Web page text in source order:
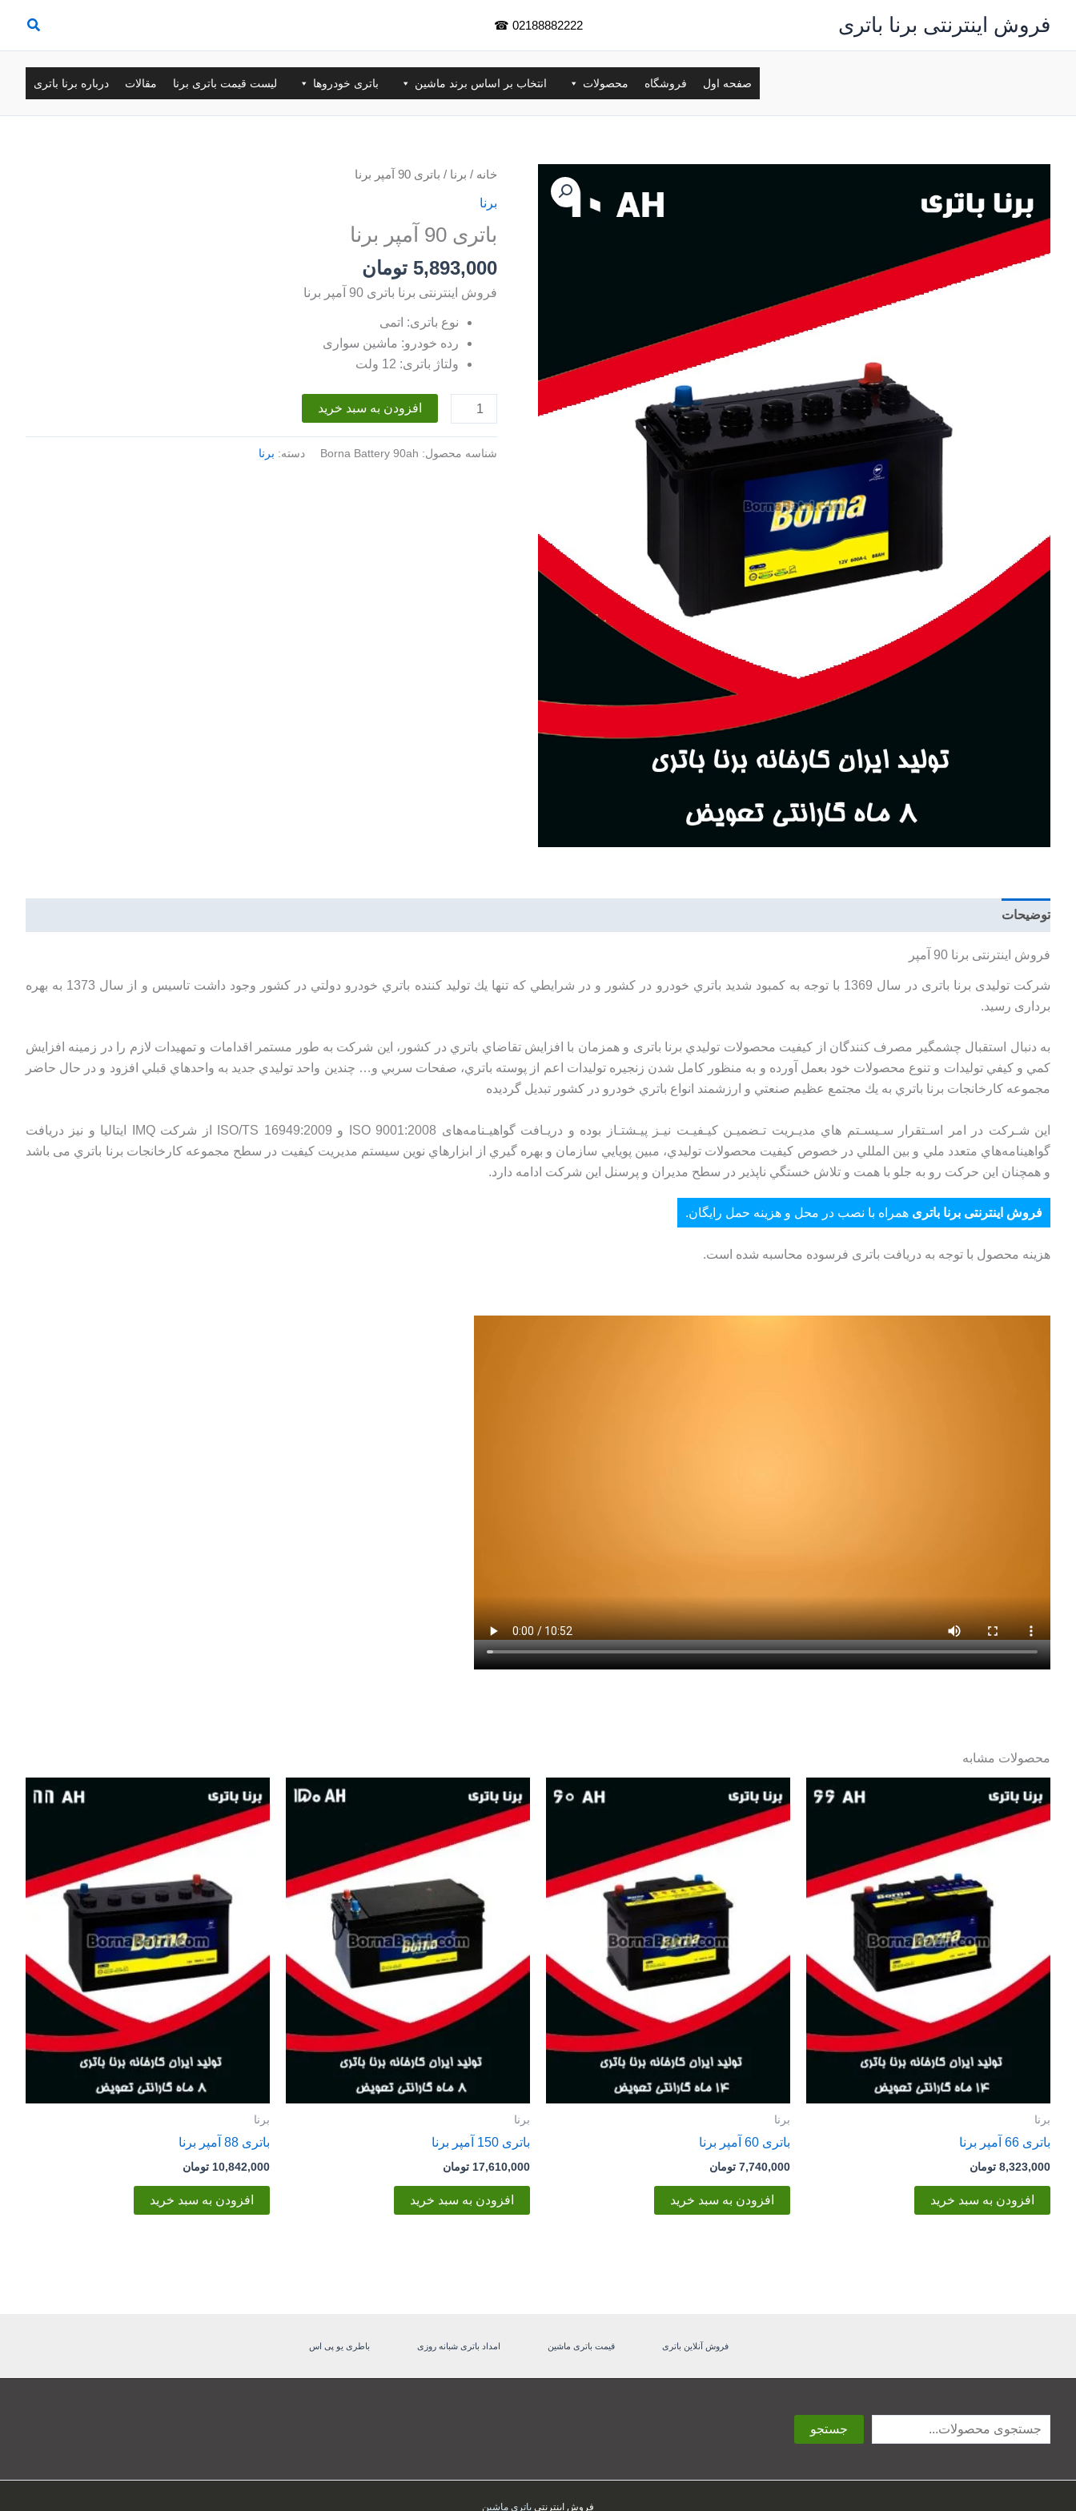
محتوا
فروش اینترنتی برنا باتری 02188882222
☎
صفحه اول فروشگاه محصولات انتخاب بر اساس برند ماشین باتری خودروها لیست قیمت باتری برنا مقالات درباره برنا باتری
خانه / برنا / باتری 90 آمپر برنا
برنا
باتری 90 آمپر برنا
5,893,000 تومان
فروش اینترنتی برنا باتری 90 آمپر برنا
نوع باتری: اتمی
رده خودرو: ماشین سواری
ولتاژ باتری: 12 ولت
باتری
90
افزودن به سبد خرید
شناسه محصول: Borna Battery 90ah دسته: برنا
توضیحات
فروش اینترنتی برنا 90 آمپر
شرکت تولیدی برنا باتری در سال 1369 با توجه به كمبود شديد باتري خودرو در كشور و در شرايطي كه تنها يك توليد كننده باتري خودرو دولتي در كشور وجود داشت تاسیس و از سال 1373 به بهره
برداری رسید.
به دنبال استقبال چشمگير مصرف كنندگان از كيفيت محصولات توليدي برنا باتری و همزمان با افزايش تقاضاي باتري در كشور، اين شرکت به طور مستمر اقدامات و تمهيدات لازم را در زمينه افزايش
كمي و كيفي توليدات و تنوع محصولات خود بعمل آورده و به منظور كامل شدن زنجيره توليدات اعم از پوسته باتري، صفحات سربي و… چندين واحد توليدي جديد به واحدهاي قبلي افزود و در حال حاضر
مجموعه كارخانجات برنا باتري به يك مجتمع عظيم صنعتي و ارزشمند انواع باتري خودرو در کشور تبديل گرديده
اين شـركت در امر اسـتقرار سـيسـتم هاي مديـريت تـضميـن كيـفيـت نيـز پيـشتـاز بوده و دريـافت گواهیـنامه‌های ISO 9001:2008 و ISO/TS 16949:2009 از شركت IMQ ايتاليا و نیز دريافت
گواهينامه‌هاي متعدد ملي و بين المللي در خصوص كيفيت محصولات توليدي، مبين پويايي سازمان و بهره گيري از ابزارهاي نوين سیستم مديريت کیفیت در سطح مجموعه كارخانجات برنا باتري می باشد
و همچنان اين حركت رو به جلو با همت و تلاش خستگي ناپذير در سطح مدیران و پرسنل این شرکت ادامه دارد.
فروش اینترنتی برنا باتری همراه با نصب در محل و هزینه حمل رایگان.
هزینه محصول با توجه به دریافت باتری فرسوده محاسبه شده است.
محصولات مشابه
برنا
باتری 66 آمپر برنا
8,323,000 تومان
افزودن به سبد خرید
برنا
باتری 60 آمپر برنا
7,740,000 تومان
افزودن به سبد خرید
برنا
باتری 150 آمپر برنا
17,610,000 تومان
افزودن به سبد خرید
برنا
باتری 88 آمپر برنا
10,842,000 تومان
افزودن به سبد خرید
فروش آنلاین باتری قیمت باتری ماشین امداد باتری شبانه روزی باطری یو پی اس
جستجو جستجو
فروش اینترنتی باتری ماشین